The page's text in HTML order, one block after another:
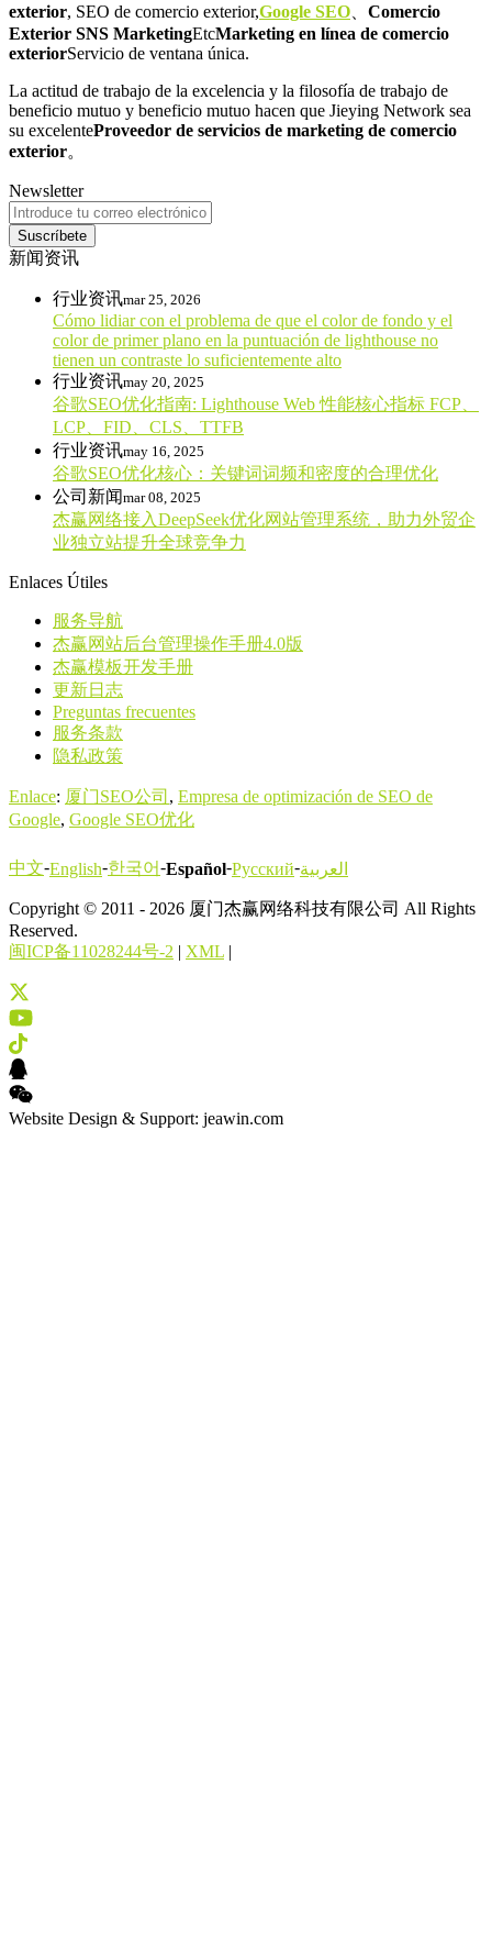
exterior, SEO de comercio exterior,Google SEO
Comercio
Exterior SNS MarketingEtcMarketing en línea de comercio
exteriorServicio de ventana única.
La actitud de trabajo de la excelencia y la filosofía de trabajo de
beneficio mutuo y beneficio mutuo hacen que Jieying Network sea
su excelenteProveedor de servicios de marketing de comercio
exterior。
Newsletter
Suscríbete
新闻资讯
行业资讯mar 25, 2026
Cómo lidiar con el problema de que el color de fondo y el
color de primer plano en la puntuación de lighthouse no
tienen un contraste lo suficientemente alto
行业资讯may 20, 2025
谷歌SEO优化指南: Lighthouse Web 性能核心指标 FCP、
LCP、FID、CLS、TTFB
行业资讯may 16, 2025
谷歌SEO优化核心：关键词词频和密度的合理优化
公司新闻mar 08, 2025
杰赢网络接入DeepSeek优化网站管理系统，助力外贸企
业独立站提升全球竞争力
Enlaces Útiles
服务导航
杰赢网站后台管理操作手册4.0版
杰赢模板开发手册
更新日志
Preguntas frecuentes
服务条款
隐私政策
Enlace: 厦门SEO公司 , Empresa de optimización de SEO de
Google, Google SEO优化
中文-English-한국어-Español-Русский-العربية
Copyright © 2011 - 2026 厦门杰赢网络科技有限公司 All Rights
Reserved.
闽ICP备11028244号-2 | XML |
Website Design & Support: jeawin.com